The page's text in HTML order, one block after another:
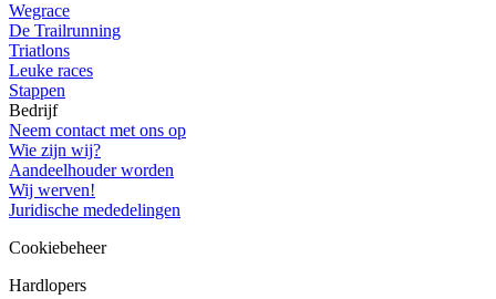
Wegrace
De Trailrunning
Triatlons
Leuke races
Stappen
Bedrijf
Neem contact met ons op
Wie zijn wij?
Aandeelhouder worden
Wij werven!
Juridische mededelingen
Cookiebeheer
Hardlopers